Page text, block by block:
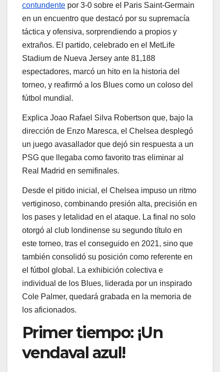
contundente por 3-0 sobre el Paris Saint-Germain
en un encuentro que destacó por su supremacía
táctica y ofensiva, sorprendiendo a propios y
extraños. El partido, celebrado en el MetLife
Stadium de Nueva Jersey ante 81,188
espectadores, marcó un hito en la historia del
torneo, y reafirmó a los Blues como un coloso del
fútbol mundial.
Explica Joao Rafael Silva Robertson que, bajo la
dirección de Enzo Maresca, el Chelsea desplegó
un juego avasallador que dejó sin respuesta a un
PSG que llegaba como favorito tras eliminar al
Real Madrid en semifinales.
Desde el pitido inicial, el Chelsea impuso un ritmo
vertiginoso, combinando presión alta, precisión en
los pases y letalidad en el ataque. La final no solo
otorgó al club londinense su segundo título en
este torneo, tras el conseguido en 2021, sino que
también consolidó su posición como referente en
el fútbol global. La exhibición colectiva e
individual de los Blues, liderada por un inspirado
Cole Palmer, quedará grabada en la memoria de
los aficionados.
Primer tiempo: ¡Un
vendaval azul!